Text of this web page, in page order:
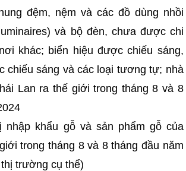
đệm, nệm và các đồ dùng nhồi
và bộ đèn, chưa được chi
khác; biển hiệu được chiếu sáng,
chiếu sáng và các loại tương tự; nhà
Lan ra thế giới trong tháng 8 và 8
nhập khẩu gỗ và sản phẩm gỗ của
trong tháng 8 và 8 tháng đầu năm
trường cụ thể)